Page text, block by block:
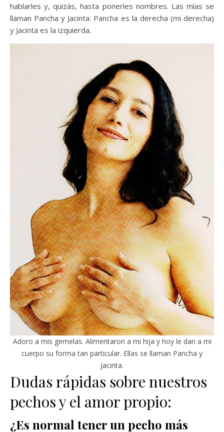
hablarles y, quizás, hasta ponerles nombres. Las mías se
llaman Pancha y Jacinta. Pancha es la derecha (mi derecha)
y Jacinta es la izquierda.
Adoro a mis gemelas. Alimentaron a mi hija y hoy le dan a mi
cuerpo su forma tan particular. Ellas se llaman Pancha y
Jacinta.
Dudas rápidas sobre nuestros
pechos y el amor propio:
¿Es normal tener un pecho más